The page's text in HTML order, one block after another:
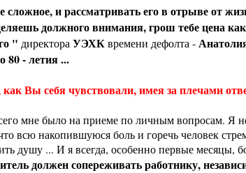
сложное, и рассматривать его в отрыве от
должного внимания, грош тебе цена
" директора УЭХКвремени дефолта -
80 - летия ...
Вы себя чувствовали, имея за плечами
мне было на приеме по личным вопросам. Я
всю накопившуюся боль и горечь человек
душу ... И я всегда, особенно первые месяцы,
должен сопереживать работнику,